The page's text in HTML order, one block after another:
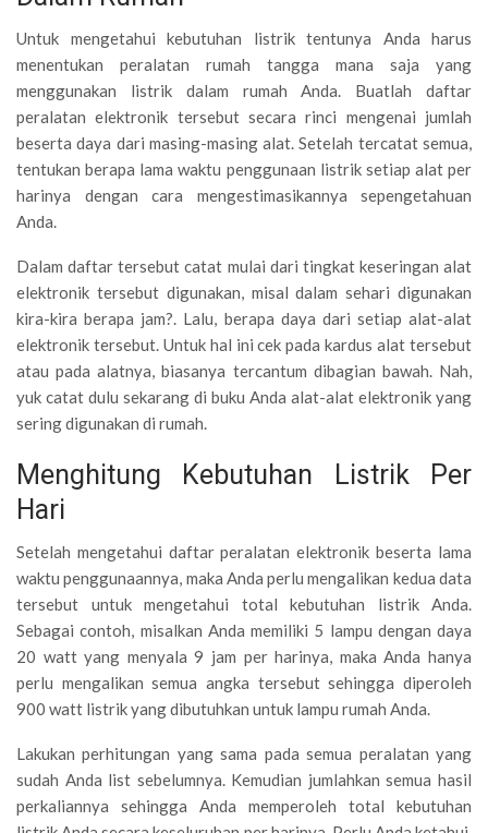
Untuk mengetahui kebutuhan listrik tentunya Anda harus
menentukan peralatan rumah tangga mana saja yang
menggunakan listrik dalam rumah Anda. Buatlah daftar
peralatan elektronik tersebut secara rinci mengenai jumlah
beserta daya dari masing-masing alat. Setelah tercatat semua,
tentukan berapa lama waktu penggunaan listrik setiap alat per
harinya dengan cara mengestimasikannya sepengetahuan
Anda.
Dalam daftar tersebut catat mulai dari tingkat keseringan alat
elektronik tersebut digunakan, misal dalam sehari digunakan
kira-kira berapa jam?. Lalu, berapa daya dari setiap alat-alat
elektronik tersebut. Untuk hal ini cek pada kardus alat tersebut
atau pada alatnya, biasanya tercantum dibagian bawah. Nah,
yuk catat dulu sekarang di buku Anda alat-alat elektronik yang
sering digunakan di rumah.
Menghitung Kebutuhan Listrik Per
Hari
Setelah mengetahui daftar peralatan elektronik beserta lama
waktu penggunaannya, maka Anda perlu mengalikan kedua data
tersebut untuk mengetahui total kebutuhan listrik Anda.
Sebagai contoh, misalkan Anda memiliki 5 lampu dengan daya
20 watt yang menyala 9 jam per harinya, maka Anda hanya
perlu mengalikan semua angka tersebut sehingga diperoleh
900 watt listrik yang dibutuhkan untuk lampu rumah Anda.
Lakukan perhitungan yang sama pada semua peralatan yang
sudah Anda list sebelumnya. Kemudian jumlahkan semua hasil
perkaliannya sehingga Anda memperoleh total kebutuhan